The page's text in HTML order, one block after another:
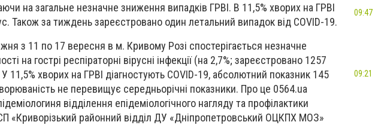
на загальне незначне зниження випадків ГРВІ. В 11,5% хворих на ГРВІ
Також за тиждень зареєстровано один летальний випадок від COVID-19.
з 11 по 17 вересня в м. Кривому Розі спостерігається незначне
на гострі респіраторні вірусні інфекції (на 2,7%; зареєстровано 1257
11,5% хворих на ГРВІ діагностують COVID-19, абсолютний показник 145
не перевищує середньорічні показники. Про це 0564.ua
відділення епідеміологічного нагляду та профілактики
«Криворізький районний відділ ДУ «Дніпропетровський ОЦКПХ МОЗ»
09:47
09:21